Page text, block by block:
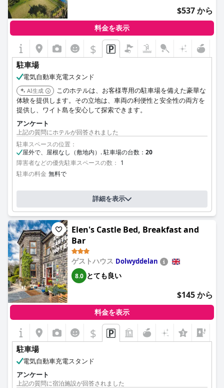
ません。
$537 から
料金を表示
$
駐車場
電気自動車充電スタンド
AI生成
このホテルは、お客様専用の駐車場を備えた豪華な
体験を提供します。その立地は、車両の利便性と安全性の両方を
提供し、ワイト島を安心して探索できます。
アンケート
上記の質問にホテルが回答されました
駐車スペースの位置：
屋外で、屋根なし（敷地内）. 駐車場の台数： 20
障害者などの優先駐車スペースの数： 1
駐車の料金 無料で
詳細を表示
Elen's Castle Bed, Breakfast and
Bar
ゲストハウス Dolwyddelan
8.0 とても良い
$145 から
料金を表示
$
駐車場
電気自動車充電スタンド
アンケート
上記の質問に宿泊施設が回答されました